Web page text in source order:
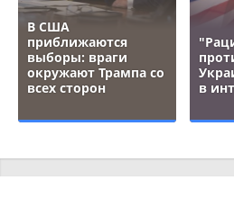
В США
приближаются
выборы: враги
окружают Трампа со
всех сторон
в